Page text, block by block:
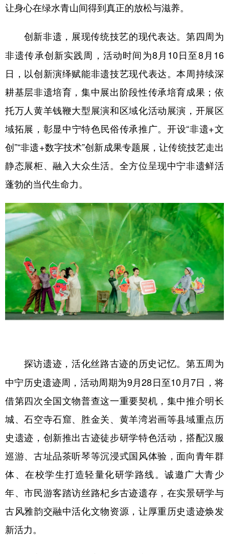
让身心在绿水青山间得到真正的放松与滋养。
创新非遗，展现传统技艺的现代表达。 第四周为
非遗传承创新实践周，活动时间为8月10日至8月16
日，以创新演绎赋能非遗技艺现代表达。本周持续深
耕基层非遗培育，集中展出阶段性传承培育成果；依
托万人黄羊钱鞭大型展演和区域化活动展演，开展区
域拓展，彰显中宁特色民俗传承推广。开设“非遗+文
创”“非遗+数字技术”创新成果专题展，让传统技艺走出
静态展柜、融入大众生活。全方位呈现中宁非遗鲜活
蓬勃的当代生命力。
探访遗迹，活化丝路古迹的历史记忆。 第五周为
中宁历史遗迹周，活动周期为9月28日至10月7日，将
借第四次全国文物普查这一重要契机，集中推介明长
城、石空寺石窟、胜金关、黄羊湾岩画等县域重点历
史遗迹，创新推出古迹徒步研学特色活动，搭配汉服
巡游、古址品茶听琴等沉浸式国风体验，面向青年群
体、在校学生打造轻量化研学路线。诚邀广大青少
年、市民游客踏访丝路杞乡古迹遗存，在实景研学与
古风雅韵交融中活化文物资源，让厚重历史遗迹焕发
新活力。